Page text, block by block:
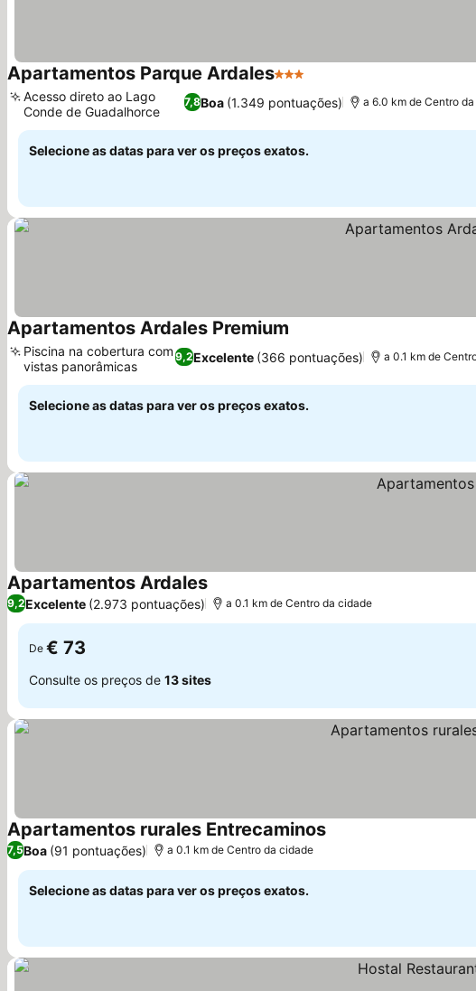
Apartamentos Parque Ardales3 Estrelas
7,8Boa (1.349 pontuações)
Acesso direto ao Lago
Conde de Guadalhorce
a 6.0 km de Centro
Selecione as datas para ver os preços exatos.
Apartamentos Ardales Premium
9,2Excelente (366 pontuações)
Piscina na cobertura com
vistas panorâmicas
a 0.1 km de
Selecione as datas para ver os preços exatos.
Apartamentos ArdalesVer preços
9,2Excelente (2.973 pontuações) a 0.1 km de Centro da cidade
De € 73
Consulte os preços de 13 sites
Apartamentos rurales EntrecaminosVer preços
7,5Boa (91 pontuações) a 0.1 km de Centro da cidade
Selecione as datas para ver os preços exatos.